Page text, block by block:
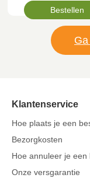
Bestellen
Klantenservice
Hoe plaats je een
Bezorgkosten
Hoe annuleer je een
Onze versgarantie